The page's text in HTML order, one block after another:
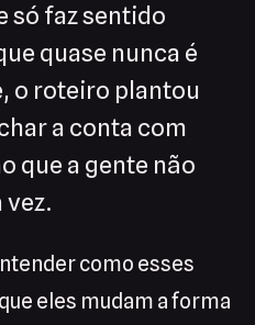
só faz sentido
quase nunca é
o roteiro plantou
a conta com
que a gente não
vez.
como esses
eles mudam a forma